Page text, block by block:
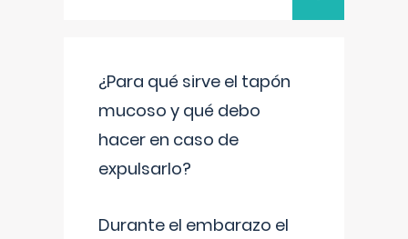
¿Para qué sirve el tapón
mucoso y qué debo
hacer en caso de
expulsarlo?
Durante el embarazo el